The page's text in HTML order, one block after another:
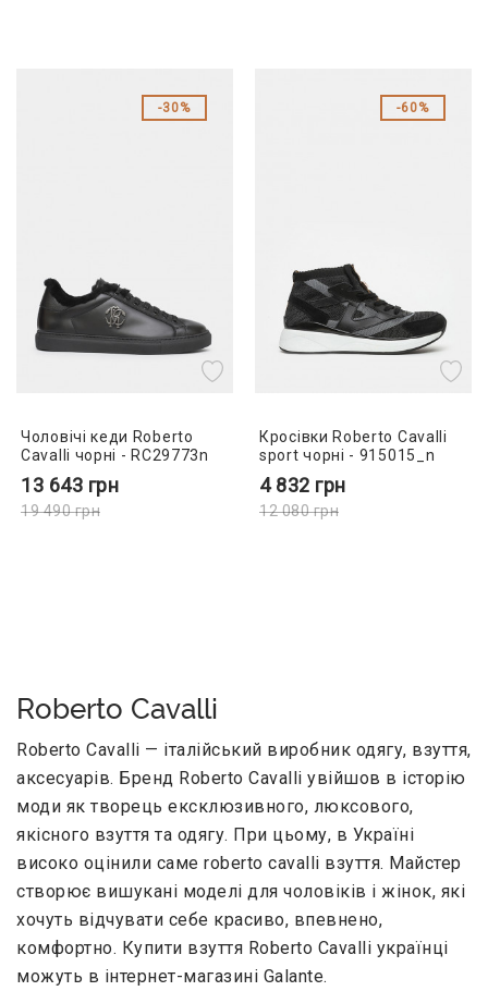
30%
Чоловічі кеди Roberto
Cavalli чорні - RC29773n
13 643 грн
19 490грн
60%
Кросівки Roberto Cavalli
sport чорні - 915015_n
4 832 грн
12 080грн
Roberto Cavalli
Roberto Cavalli — італійський виробник одягу, взуття,
аксесуарів. Бренд Roberto Cavalli увійшов в історію
моди як творець ексклюзивного, люксового,
якісного взуття та одягу. При цьому, в Україні
високо оцінили саме roberto cavalli взуття. Майстер
створює вишукані моделі для чоловіків і жінок, які
хочуть відчувати себе красиво, впевнено,
комфортно. Купити взуття Roberto Cavalli українці
можуть в інтернет-магазині Galante.